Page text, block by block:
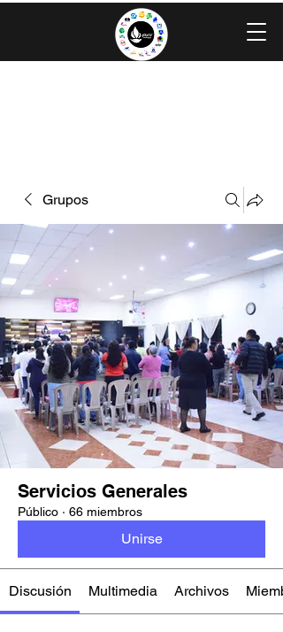
Grupos
Servicios Generales
Público · 66 miembros
Unirse
Discusión Multimedia Archivos